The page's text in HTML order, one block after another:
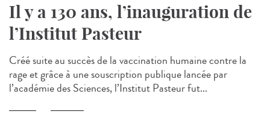
Il y a 130 ans, l’inauguration de
l’Institut Pasteur
Créé suite au succès de la vaccination humaine contre la
rage et grâce à une souscription publique lancée par
l’académie des Sciences, l’Institut Pasteur fut...